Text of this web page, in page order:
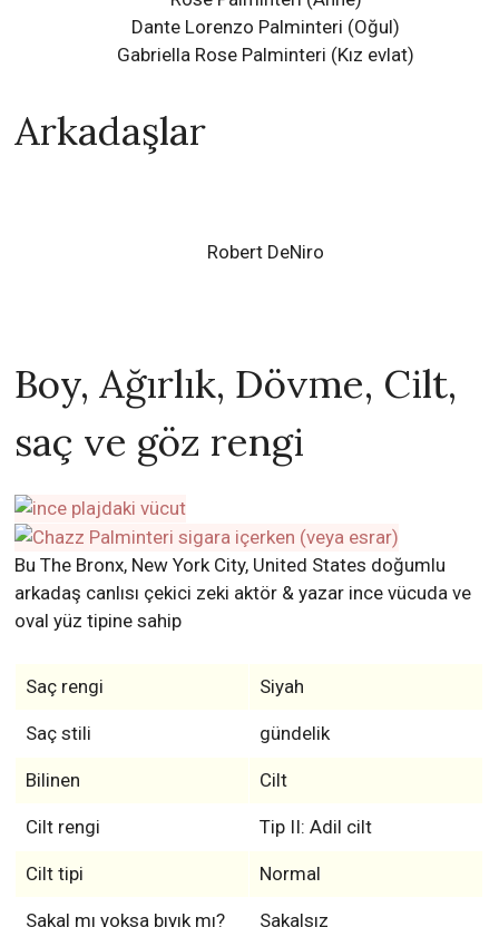
Dante Lorenzo Palminteri (Oğul)
Gabriella Rose Palminteri (Kız evlat)
Arkadaşlar
Robert DeNiro
Boy, Ağırlık, Dövme, Cilt,
saç ve göz rengi
Bu The Bronx, New York City, United States doğumlu
arkadaş canlısı çekici zeki aktör & yazar ince vücuda ve
oval yüz tipine sahip
Saç rengi Siyah
Saç stili gündelik
Bilinen Cilt
Cilt rengi Tip II: Adil cilt
Cilt tipi Normal
Sakal mı yoksa bıyık mı? Sakalsız